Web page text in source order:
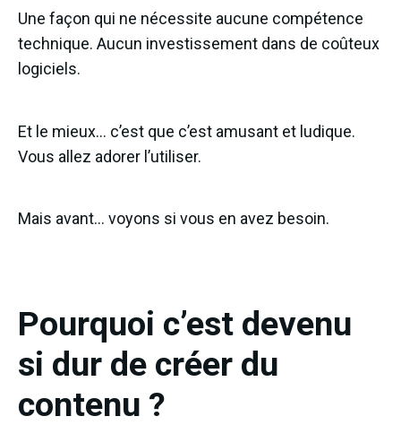
Une façon qui ne nécessite aucune compétence
technique. Aucun investissement dans de coûteux
logiciels.
Et le mieux… c’est que c’est amusant et ludique.
Vous allez adorer l’utiliser.
Mais avant… voyons si vous en avez besoin.
Pourquoi c’est devenu
si dur de créer du
contenu ?